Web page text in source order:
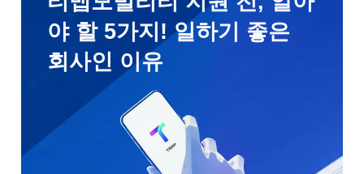
야 할 5가지! 일하기 좋은
회사인 이유